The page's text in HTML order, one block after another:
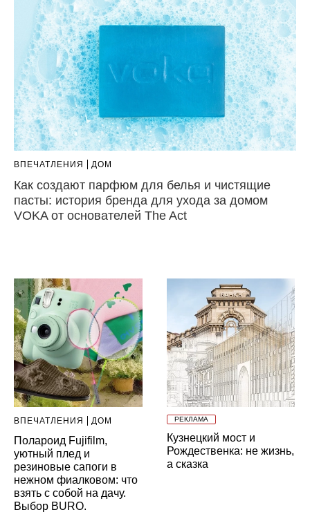
ВПЕЧАТЛЕНИЯ ДОМ
Как создают парфюм для белья и чистящие
пасты: история бренда для ухода за домом
VOKA от основателей The Act
ВПЕЧАТЛЕНИЯ ДОМ
Полароид Fujifilm,
уютный плед и
резиновые сапоги в
нежном фиалковом: что
взять с собой на дачу.
Выбор BURO.
РЕКЛАМА
Кузнецкий мост и
Рождественка: не жизнь,
а сказка